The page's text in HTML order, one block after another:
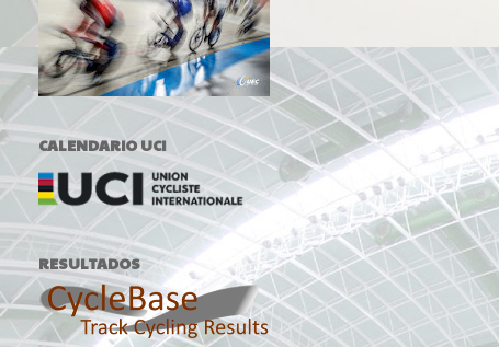
CALENDARIO UCI
RESULTADOS